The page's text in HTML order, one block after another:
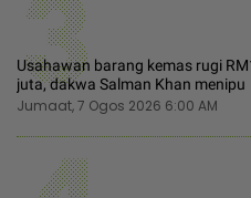
3
Usahawan barang kemas rugi
juta, dakwa Salman Khan menipu
Jumaat, 7 Ogos 2026 6:00 AM